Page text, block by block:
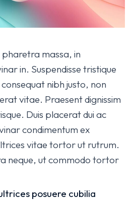
pharetra massa, in
in. Suspendisse tristique
nibh justo, non
vitae. Praesent dignissim
Duis placerat dui ac
condimentum ex
vitae tortor ut rutrum.
neque, ut commodo tortor
posuere cubilia